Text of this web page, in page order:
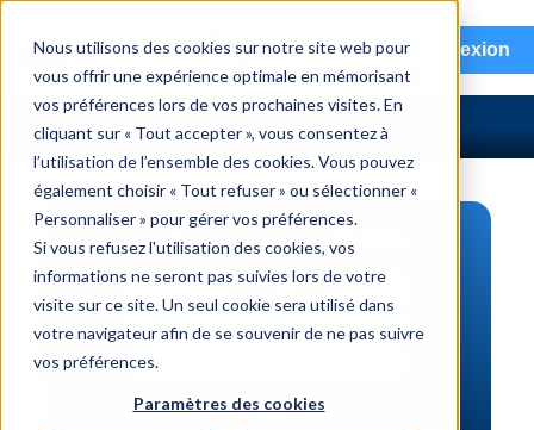
Nous utilisons des cookies sur notre site web pour
vous offrir une expérience optimale en mémorisant
vos préférences lors de vos prochaines visites. En
cliquant sur « Tout accepter », vous consentez à
l’utilisation de l’ensemble des cookies. Vous pouvez
également choisir « Tout refuser » ou sélectionner «
Personnaliser » pour gérer vos préférences.
Si vous refusez l'utilisation des cookies, vos
informations ne seront pas suivies lors de votre
visite sur ce site. Un seul cookie sera utilisé dans
votre navigateur afin de se souvenir de ne pas suivre
vos préférences.
Paramètres des cookies
menu Connexion
RECHERCHE DE PIÈCES
Véhicule | NIV
Numéro de pièce | interchange